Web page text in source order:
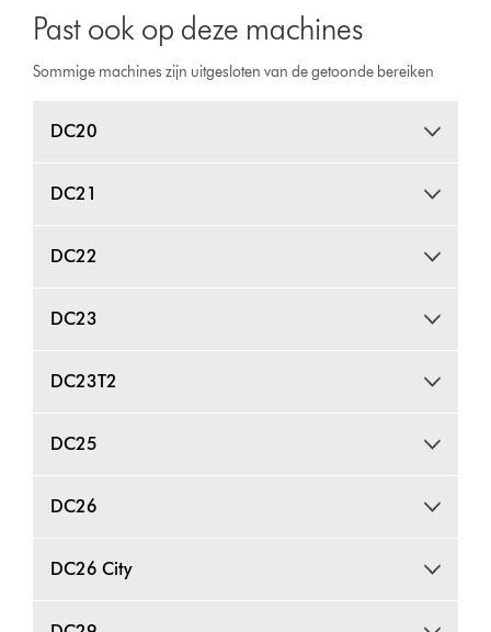
Past ook op deze machines
Sommige machines zijn uitgesloten van de getoonde bereiken
DC20
DC21
DC22
DC23
DC23T2
DC25
DC26
DC26 City